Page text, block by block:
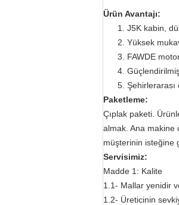
Ürün Avantajı:
1. J5K kabin,
2. Yüksek
3. FAWDE
4.
5. Şehirlerarası
Paketleme:
Çıplak paketi.
almak. Ana makine
müşterinin isteğine
Servisimiz:
Madde 1: Kalite
1.1- Mallar yenidir
1.2- Üreticinin